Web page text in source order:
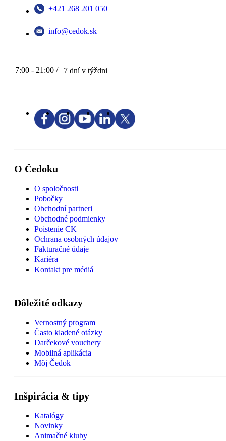
+421 268 201 050
info@cedok.sk
7:00 - 21:00 / 7 dní v týždni
O Čedoku
O spoločnosti
Pobočky
Obchodní partneri
Obchodné podmienky
Poistenie CK
Ochrana osobných údajov
Fakturačné údaje
Kariéra
Kontakt pre médiá
Dôležité odkazy
Vernostný program
Často kladené otázky
Darčekové vouchery
Mobilná aplikácia
Môj Čedok
Inšpirácia & tipy
Katalógy
Novinky
Animačné kluby